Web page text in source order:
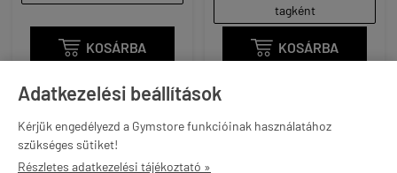
Adatkezelési beállítások
Kérjük engedélyezd a Gymstore funkcióinak használatához
szükséges sütiket!
Részletes adatkezelési tájékoztató »
 KOSÁRBA
tagként
 KOSÁRBA